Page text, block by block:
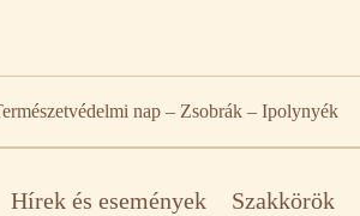
nap – Zsobrák – Ipolynyék
Hírek és események Szakkörök